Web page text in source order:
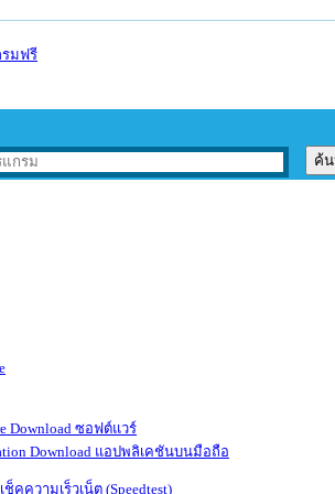
ซอฟต์แวร์
แอปพลิเคชันบนมือถือ
เช็คความเร็วเน็ต (Speedtest)